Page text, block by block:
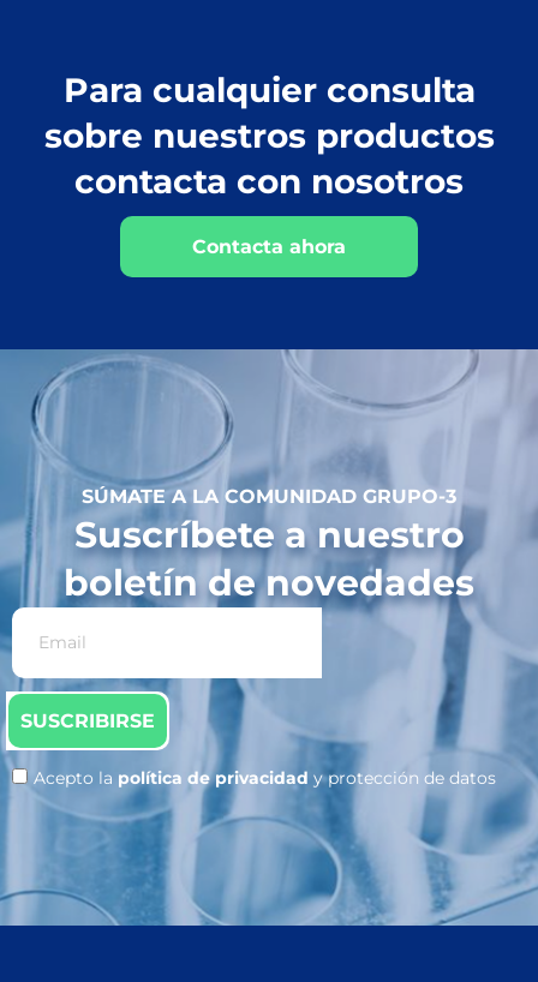
Para cualquier consulta
sobre nuestros productos
contacta con nosotros
Contacta ahora
SÚMATE A LA COMUNIDAD GRUPO-3
Suscríbete a nuestro
boletín de novedades
Acepto la política de privacidad y protección de datos
SUSCRIBIRSE